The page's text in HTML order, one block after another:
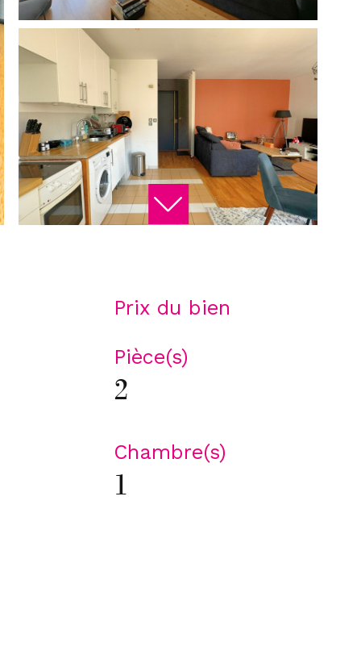
Prix du bien
Pièce(s)
2
Chambre(s)
1